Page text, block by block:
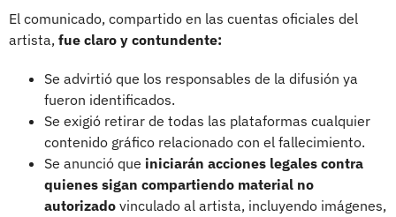
El comunicado, compartido en las cuentas oficiales del
artista, fue claro y contundente:
Se advirtió que los responsables de la difusión ya
fueron identificados.
Se exigió retirar de todas las plataformas cualquier
contenido gráfico relacionado con el fallecimiento.
Se anunció que iniciarán acciones legales contra
quienes sigan compartiendo material no
autorizado vinculado al artista, incluyendo imágenes,